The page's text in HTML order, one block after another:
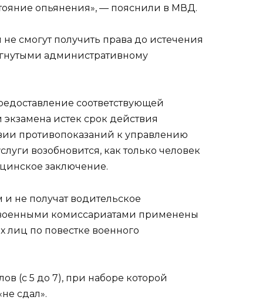
опьянения», — пояснили в МВД.
смогут получить права до истечения
административному
соответствующей
истек срок действия
противопоказаний к управлению
возобновится, как только человек
заключение.
не получат водительское
комиссариатами применены
лиц по повестке военного
(с 5 до 7), при наборе которой
сдал».